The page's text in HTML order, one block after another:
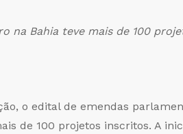
na Bahia teve mais de 100
o edital de emendas
de 100 projetos inscritos. A